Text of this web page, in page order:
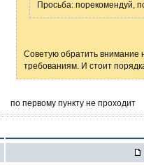
Просьба: порекомендуй,
Советую обратить внимание
требованиям. И стоит
по первому пункту не проходит